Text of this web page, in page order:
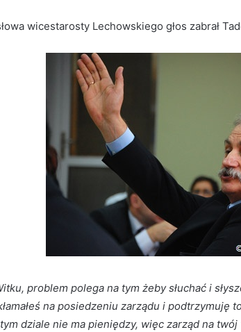
wicestarosty Lechowskiego głos zabrał
problem polega na tym żeby słuchać i
na posiedzeniu zarządu i
dziale nie ma pieniędzy, więc zarząd na